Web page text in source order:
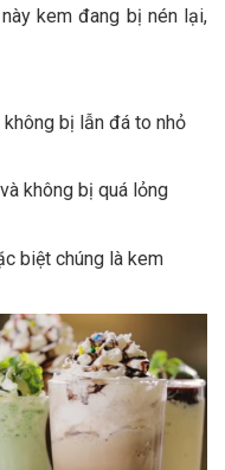
kem đang bị nén lại,
bị lẫn đá to nhỏ
không bị quá lỏng
biệt chúng là kem